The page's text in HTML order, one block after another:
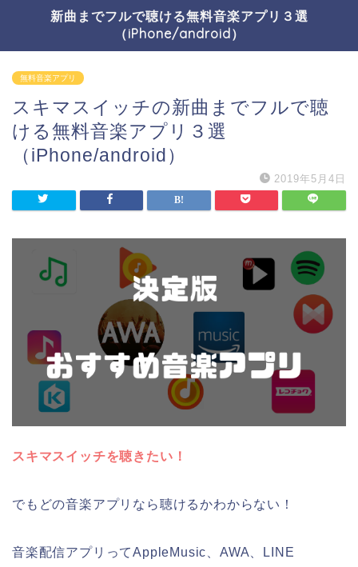
新曲までフルで聴ける無料音楽アプリ３選
（iPhone/android）
無料音楽アプリ
スキマスイッチの新曲までフルで聴
ける無料音楽アプリ３選
（iPhone/android）
2019年5月4日
スキマスイッチを聴きたい！
でもどの音楽アプリなら聴けるかわからない！
音楽配信アプリってAppleMusic、AWA、LINE